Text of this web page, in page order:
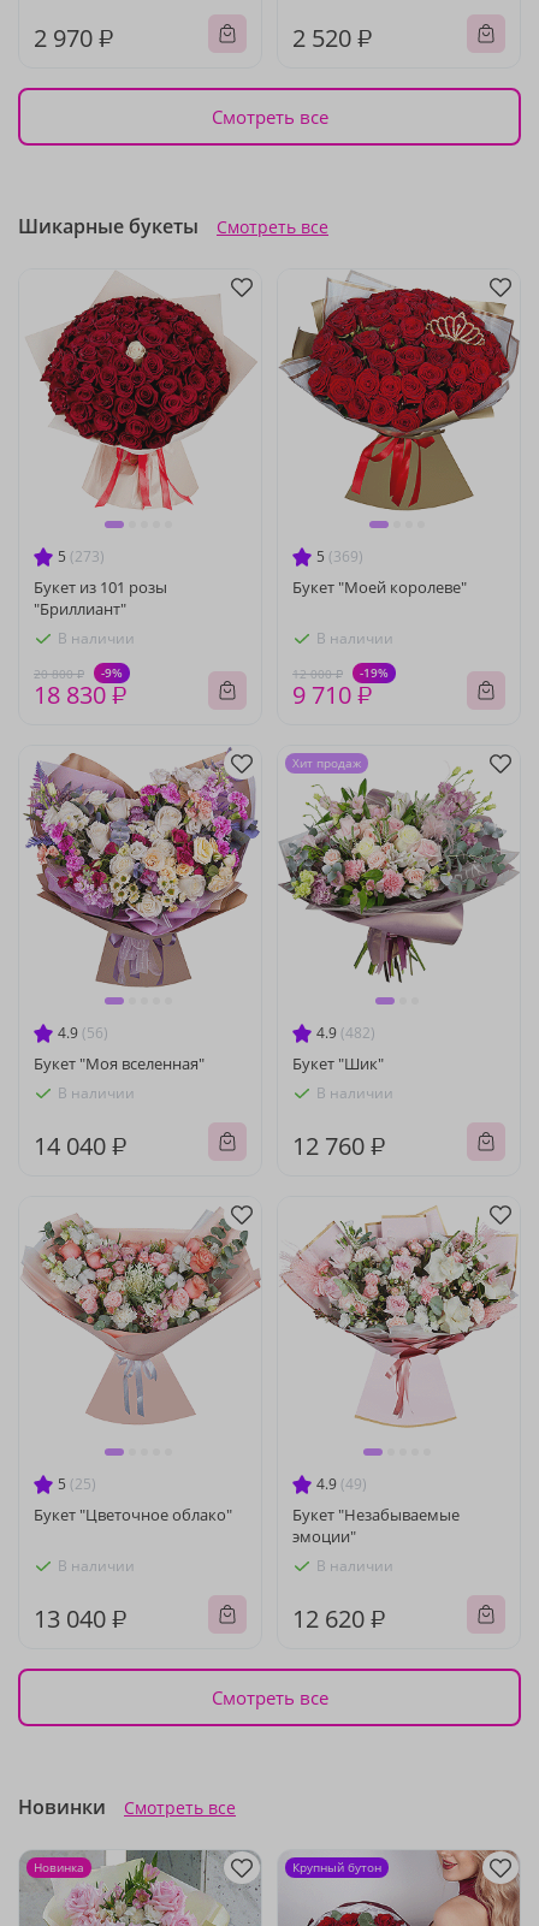
2 970 ₽ 2 520 ₽
Смотреть все
Шикарные букеты Смотреть все
5 (273)
Букет из 101 розы
"Бриллиант"
В наличии
20 800 ₽ -9%
18 830 ₽
5 (369)
Букет "Моей королеве"
В наличии
12 000 ₽ -19%
9 710 ₽
4.9 (56)
Букет "Моя вселенная"
В наличии
14 040 ₽
4.9 (482)
Букет "Шик"
В наличии
12 760 ₽
Хит продаж
5 (25)
Букет "Цветочное облако"
В наличии
13 040 ₽
4.9 (49)
Букет "Незабываемые
эмоции"
В наличии
12 620 ₽
Смотреть все
Новинки Смотреть все
Новинка Крупный бутон